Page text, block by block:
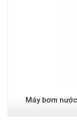
Máy bơm